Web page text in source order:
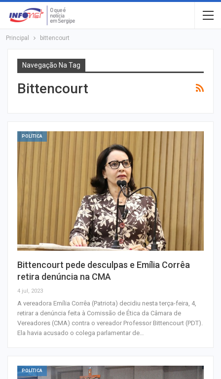
Principal bittencourt
Navegação Na Tag
Bittencourt
POLÍTICA
Bittencourt pede desculpas e Emília Corrêa
retira denúncia na CMA
4 jul, 2023
A vereadora Emília Corrêa (Patriota) decidiu nesta terça-feira, 4,
retirar a denúncia feita à Comissão de Ética da Câmara de
Vereadores (CMA) contra o vereador Professor Bittencourt (PDT).
Ela havia acusado o colega parlamentar de…
POLÍTICA